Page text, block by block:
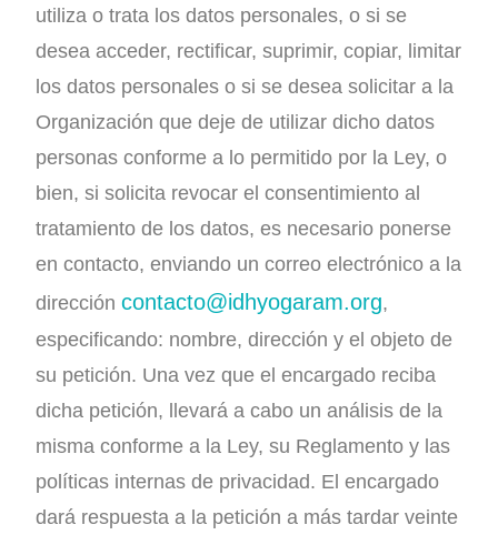
utiliza o trata los datos personales, o si se
desea acceder, rectificar, suprimir, copiar, limitar
los datos personales o si se desea solicitar a la
Organización que deje de utilizar dicho datos
personas conforme a lo permitido por la Ley, o
bien, si solicita revocar el consentimiento al
tratamiento de los datos, es necesario ponerse
en contacto, enviando un correo electrónico a la
direccióncontacto@idhyogaram.org,
especificando: nombre, dirección y el objeto de
su petición. Una vez que el encargado reciba
dicha petición, llevará a cabo un análisis de la
misma conforme a la Ley, su Reglamento y las
políticas internas de privacidad. El encargado
dará respuesta a la petición a más tardar veinte